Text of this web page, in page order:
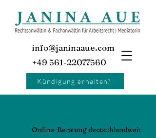
+49 561-22077560
info@janinaaue.com
Kündigung erhalten?
Online-Beratung deutschlandweit